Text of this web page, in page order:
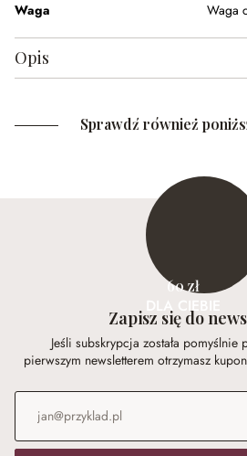
Waga
Waga
Opis
Sprawdź również
60 zł
DLA CIEBIE
Zapisz się do
Jeśli subskrypcja została
pierwszym newsletterem otrzymasz
Adres e-mail